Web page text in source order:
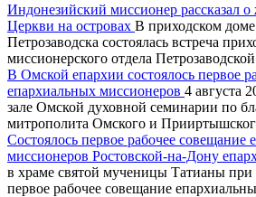
Индонезийский миссионер рассказал
Церкви на островах В приходском доме
Петрозаводска состоялась встреча
миссионерского отдела
В Омской епархии состоялось первое
епархиальных миссионеров 4 августа
зале Омской духовной семинарии по
митрополита Омского и
Состоялось первое рабочее совещание
миссионеров Ростовской-на-Дону
в храме святой мученицы Татианы
первое рабочее совещание